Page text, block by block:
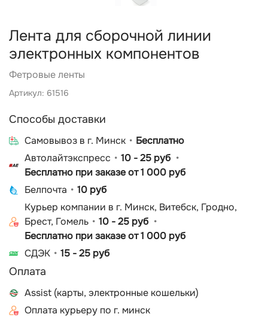
Лента для сборочной линии
электронных компонентов
Фетровые ленты
Артикул: 61516
Способы доставки
Cамовывоз в г. Минск
Бесплатно
Автолайтэкспресс
10 - 25 руб
Бесплатно при заказе от 1 000 руб
Белпочта
10 руб
Курьер компании в г. Минск, Витебск, Гродно,
Брест, Гомель
10 - 25 руб
Бесплатно при заказе от 1 000 руб
СДЭК
15 - 25 руб
Оплата
Assist (карты, электронные кошельки)
Оплата курьеру по г. минск